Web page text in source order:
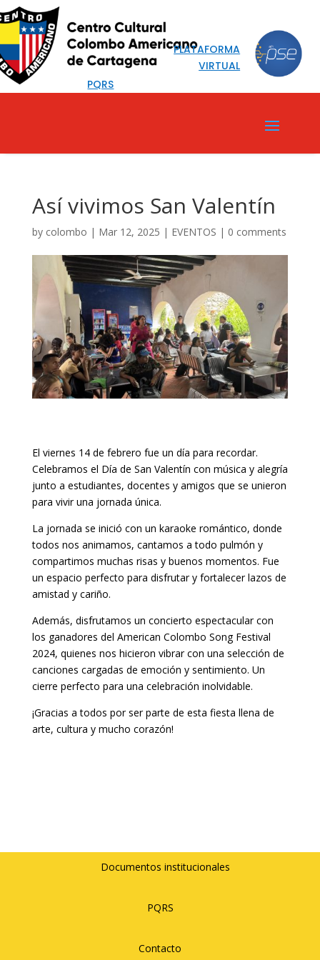
PQRS
PLATAFORMA
VIRTUAL
Así vivimos San Valentín
by colombo | Mar 12, 2025 | EVENTOS | 0 comments
El viernes 14 de febrero fue un día para recordar.
Celebramos el Día de San Valentín con música y alegría
junto a estudiantes, docentes y amigos que se unieron
para vivir una jornada única.
La jornada se inició con un karaoke romántico, donde
todos nos animamos, cantamos a todo pulmón y
compartimos muchas risas y buenos momentos. Fue
un espacio perfecto para disfrutar y fortalecer lazos de
amistad y cariño.
Además, disfrutamos un concierto espectacular con
los ganadores del American Colombo Song Festival
2024, quienes nos hicieron vibrar con una selección de
canciones cargadas de emoción y sentimiento. Un
cierre perfecto para una celebración inolvidable.
¡Gracias a todos por ser parte de esta fiesta llena de
arte, cultura y mucho corazón!
Documentos institucionales
PQRS
Contacto